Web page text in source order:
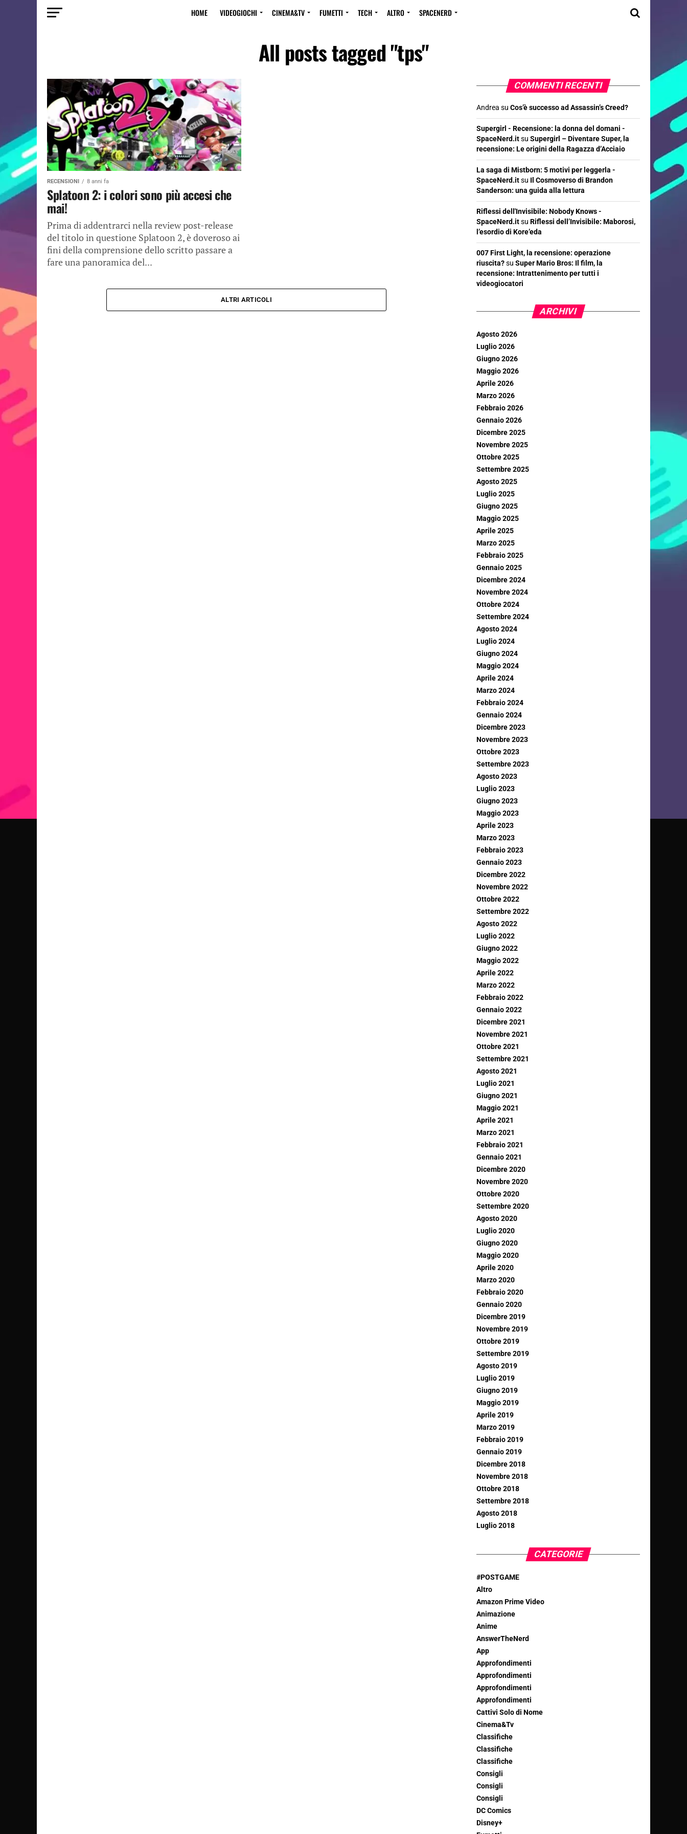
HOME VIDEOGIOCHI CINEMA&TV FUMETTI TECH ALTRO SPACENERD
All posts tagged "tps"
RECENSIONI 8 anni fa
Splatoon 2: i colori sono più accesi che
mai!
Prima di addentrarci nella review post-release
del titolo in questione Splatoon 2, è doveroso ai
fini della comprensione dello scritto passare a
fare una panoramica del...
ALTRI ARTICOLI
COMMENTI RECENTI
Andrea su Cos’è successo ad Assassin’s Creed?
Supergirl - Recensione: la donna del domani -
SpaceNerd.itsu Supergirl – Diventare Super, la
recensione: Le origini della Ragazza d’Acciaio
La saga di Mistborn: 5 motivi per leggerla -
SpaceNerd.itsu Il Cosmoverso di Brandon
Sanderson: una guida alla lettura
Riflessi dell'Invisibile: Nobody Knows -
SpaceNerd.itsu Riflessi dell’Invisibile: Maborosi,
l’esordio di Kore’eda
007 First Light, la recensione: operazione
riuscita?su Super Mario Bros: Il film, la
recensione: Intrattenimento per tutti i
videogiocatori
ARCHIVI
Agosto 2026
Luglio 2026
Giugno 2026
Maggio 2026
Aprile 2026
Marzo 2026
Febbraio 2026
Gennaio 2026
Dicembre 2025
Novembre 2025
Ottobre 2025
Settembre 2025
Agosto 2025
Luglio 2025
Giugno 2025
Maggio 2025
Aprile 2025
Marzo 2025
Febbraio 2025
Gennaio 2025
Dicembre 2024
Novembre 2024
Ottobre 2024
Settembre 2024
Agosto 2024
Luglio 2024
Giugno 2024
Maggio 2024
Aprile 2024
Marzo 2024
Febbraio 2024
Gennaio 2024
Dicembre 2023
Novembre 2023
Ottobre 2023
Settembre 2023
Agosto 2023
Luglio 2023
Giugno 2023
Maggio 2023
Aprile 2023
Marzo 2023
Febbraio 2023
Gennaio 2023
Dicembre 2022
Novembre 2022
Ottobre 2022
Settembre 2022
Agosto 2022
Luglio 2022
Giugno 2022
Maggio 2022
Aprile 2022
Marzo 2022
Febbraio 2022
Gennaio 2022
Dicembre 2021
Novembre 2021
Ottobre 2021
Settembre 2021
Agosto 2021
Luglio 2021
Giugno 2021
Maggio 2021
Aprile 2021
Marzo 2021
Febbraio 2021
Gennaio 2021
Dicembre 2020
Novembre 2020
Ottobre 2020
Settembre 2020
Agosto 2020
Luglio 2020
Giugno 2020
Maggio 2020
Aprile 2020
Marzo 2020
Febbraio 2020
Gennaio 2020
Dicembre 2019
Novembre 2019
Ottobre 2019
Settembre 2019
Agosto 2019
Luglio 2019
Giugno 2019
Maggio 2019
Aprile 2019
Marzo 2019
Febbraio 2019
Gennaio 2019
Dicembre 2018
Novembre 2018
Ottobre 2018
Settembre 2018
Agosto 2018
Luglio 2018
CATEGORIE
#POSTGAME
Altro
Amazon Prime Video
Animazione
Anime
AnswerTheNerd
App
Approfondimenti
Approfondimenti
Approfondimenti
Approfondimenti
Cattivi Solo di Nome
Cinema&Tv
Classifiche
Classifiche
Classifiche
Consigli
Consigli
Consigli
DC Comics
Disney+